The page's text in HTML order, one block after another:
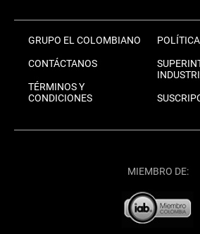
GRUPO EL COLOMBIANO
CONTÁCTANOS
TÉRMINOS Y
CONDICIONES
MIEMBRO DE: